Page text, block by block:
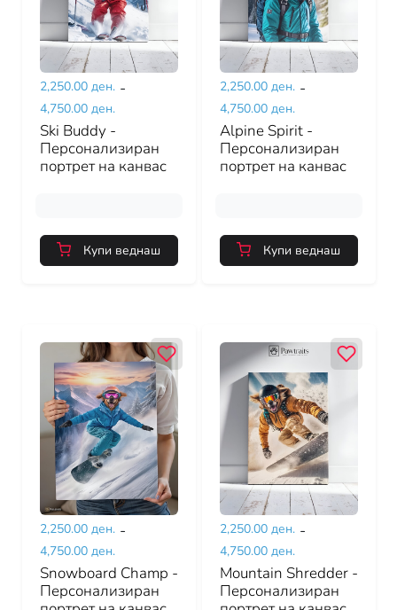
2,250.00 ден. -
4,750.00 ден.
Ski Buddy -
Персонализиран
портрет на канвас
Купи веднаш
2,250.00 ден. -
4,750.00 ден.
Alpine Spirit -
Персонализиран
портрет на канвас
Купи веднаш
2,250.00 ден. -
4,750.00 ден.
Snowboard Champ -
Персонализиран
2,250.00 ден. -
4,750.00 ден.
Mountain Shredder -
Персонализиран